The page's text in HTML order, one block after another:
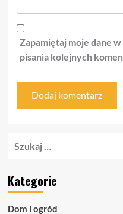
Zapamiętaj moje dane
pisania kolejnych
Kategorie
Dom i ogród